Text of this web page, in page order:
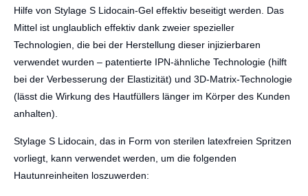
Hilfe von Stylage S Lidocain-Gel effektiv beseitigt werden. Das
Mittel ist unglaublich effektiv dank zweier spezieller
Technologien, die bei der Herstellung dieser injizierbaren
verwendet wurden – patentierte IPN-ähnliche Technologie (hilft
bei der Verbesserung der Elastizität) und 3D-Matrix-Technologie
(lässt die Wirkung des Hautfüllers länger im Körper des Kunden
anhalten).
Stylage S Lidocain, das in Form von sterilen latexfreien Spritzen
vorliegt, kann verwendet werden, um die folgenden
Hautunreinheiten loszuwerden: